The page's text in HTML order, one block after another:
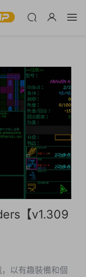
【v1.309
以有趣裝備和個